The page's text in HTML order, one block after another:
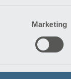
Marketing
in einem.
entspannt.